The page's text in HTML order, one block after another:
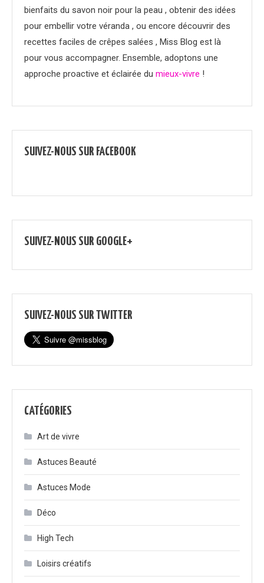
bienfaits du savon noir pour la peau , obtenir des idées
pour embellir votre véranda , ou encore découvrir des
recettes faciles de crêpes salées , Miss Blog est là
pour vous accompagner. Ensemble, adoptons une
approche proactive et éclairée du mieux-vivre !
SUIVEZ-NOUS SUR FACEBOOK
SUIVEZ-NOUS SUR GOOGLE+
SUIVEZ-NOUS SUR TWITTER
CATÉGORIES
Art de vivre
Astuces Beauté
Astuces Mode
Déco
High Tech
Loisirs créatifs